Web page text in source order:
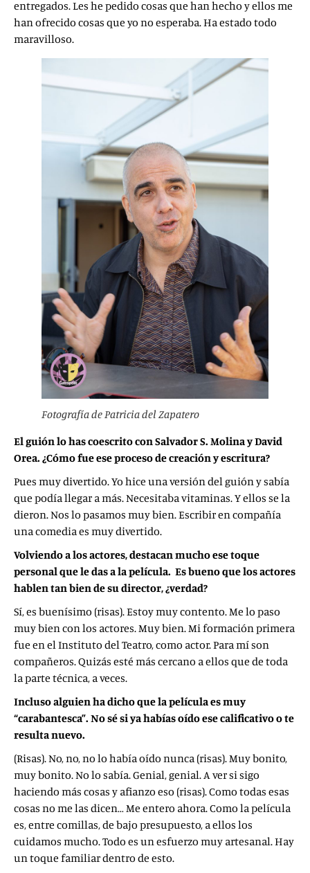
entregados. Les he pedido cosas que han hecho y ellos me
han ofrecido cosas que yo no esperaba. Ha estado todo
maravilloso.
Fotografía de Patricia del Zapatero
El guión lo has coescrito conSalvador S. Molina y David
Orea. ¿Cómo fue ese proceso de creación y escritura?
Pues muy divertido. Yo hice una versión del guión y sabía
que podía llegar a más. Necesitaba vitaminas. Y ellos se la
dieron. Nos lo pasamos muy bien. Escribir en compañía
una comedia es muy divertido.
Volviendo a los actores, destacan mucho ese toque
personal que le das a la película. Es bueno que los actores
hablen tan bien de su director, ¿verdad?
Sí, es buenísimo (risas). Estoy muy contento. Me lo paso
muy bien con los actores. Muy bien. Mi formación primera
fue en el Instituto del Teatro, como actor. Para mí son
compañeros. Quizás esté más cercano a ellos que de toda
la parte técnica, a veces.
Incluso alguien ha dicho que la película es muy
“carabantesca”. No sé si ya habías oído ese calificativo o te
resulta nuevo.
(Risas). No, no, no lo había oído nunca (risas). Muy bonito,
muy bonito. No lo sabía. Genial, genial. A ver si sigo
haciendo más cosas y afianzo eso (risas). Como todas esas
cosas no me las dicen… Me entero ahora. Como la película
es, entre comillas, de bajo presupuesto, a ellos los
cuidamos mucho. Todo es un esfuerzo muy artesanal. Hay
un toque familiar dentro de esto.